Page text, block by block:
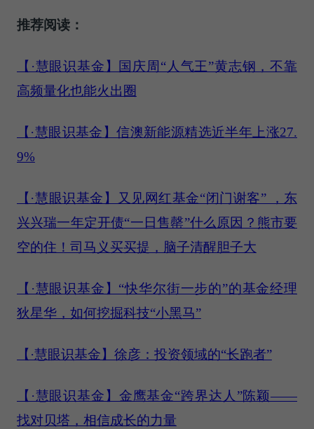
推荐阅读：
【·慧眼识基金】国庆周“人气王”黄志钢，不靠
高频量化也能火出圈
【·慧眼识基金】信澳新能源精选近半年上涨27.
9%
【·慧眼识基金】又见网红基金“闭门谢客” ，东
兴兴瑞一年定开债“一日售罄”什么原因？熊市要
空的住！司马义买买提，脑子清醒胆子大
【·慧眼识基金】“快华尔街一步的”的基金经理
狄星华，如何挖掘科技“小黑马”
【·慧眼识基金】徐彦：投资领域的“长跑者”
【·慧眼识基金】金鹰基金“跨界达人”陈颖——
找对贝塔，相信成长的力量